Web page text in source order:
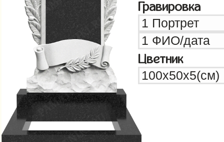
Гравировка
Цветник